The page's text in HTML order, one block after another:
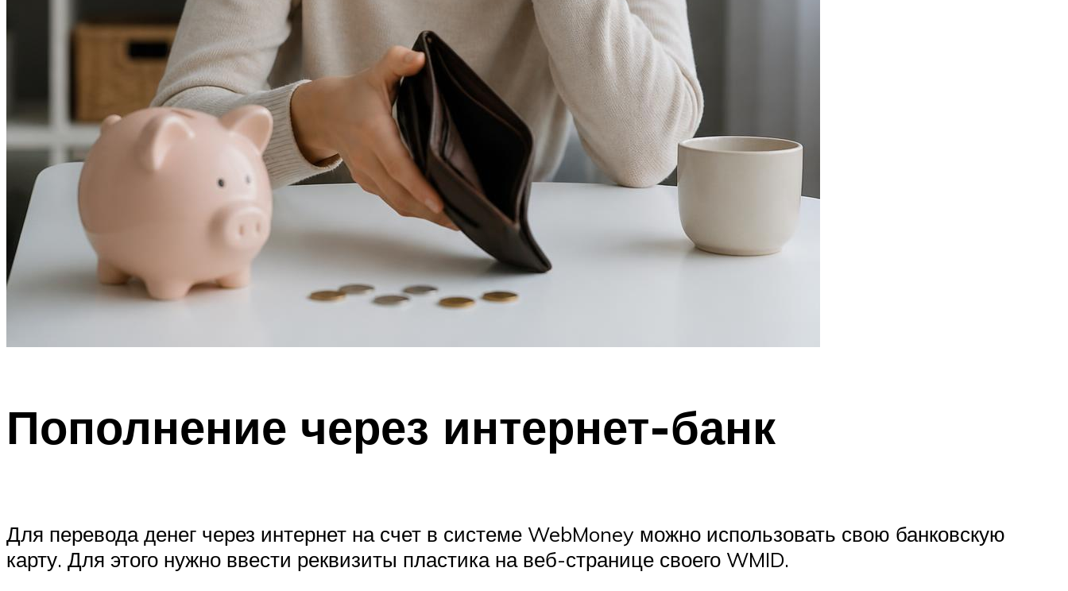
Пополнение через интернет-банк
Для перевода денег через интернет на счет в системе WebMoney можно использовать свою банковскую
карту. Для этого нужно ввести реквизиты пластика на веб-странице своего WMID.